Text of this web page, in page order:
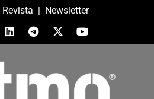
Revista | Newsletter